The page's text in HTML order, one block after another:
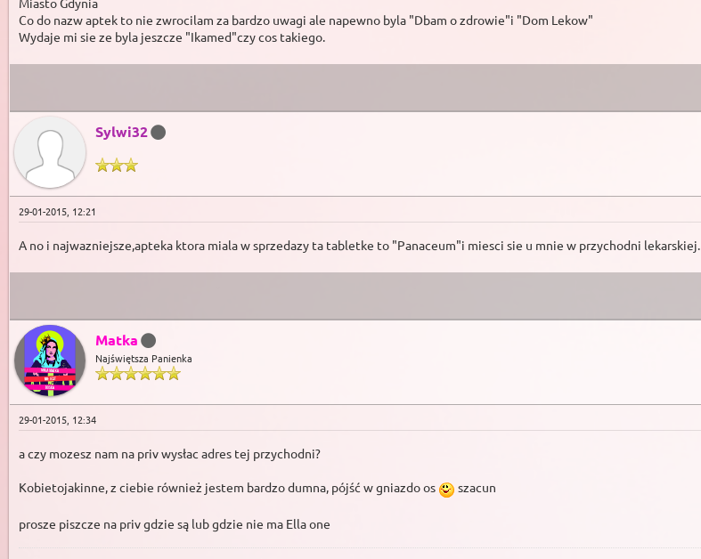
Co do nazw aptek to nie zwrocilam za bardzo uwagi ale napewno byla "Dbam o zdrowie"i "Dom Lekow"
Wydaje mi sie ze byla jeszcze "Ikamed"czy cos takiego.
Sylwi32
29-01-2015, 12:21
A no i najwazniejsze,apteka ktora miala w sprzedazy ta tabletke to "Panaceum"i miesci sie u mnie w przychodni lekarskiej.
Matka
Najświętsza Panienka
29-01-2015, 12:34
a czy mozesz nam na priv wysłac adres tej przychodni?
Kobietojakinne, z ciebie również jestem bardzo dumna, pójść w gniazdo os szacun
prosze piszcze na priv gdzie są lub gdzie nie ma Ella one